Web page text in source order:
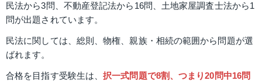
民法から3問、不動産登記法から16問、土地家屋調査士法から1
問が出題されています。
民法に関しては、総則、物権、親族・相続の範囲から問題が選
ばれます。
合格を目指す受験生は、択一式問題で8割、つまり20問中16問